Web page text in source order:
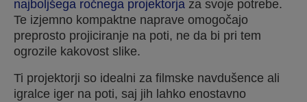
najboljšega ročnega projektorja za svoje potrebe.
Te izjemno kompaktne naprave omogočajo
preprosto projiciranje na poti, ne da bi pri tem
ogrozile kakovost slike.
Ti projektorji so idealni za filmske navdušence ali
igralce iger na poti, saj jih lahko enostavno